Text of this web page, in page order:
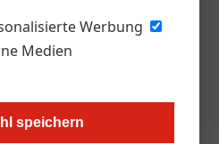
Werbung
Medien
speichern